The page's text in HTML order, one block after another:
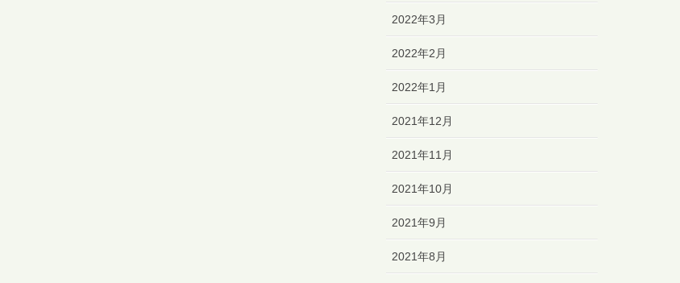
2022年3月
2022年2月
2022年1月
2021年12月
2021年11月
2021年10月
2021年9月
2021年8月